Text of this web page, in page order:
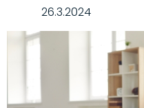
26.3.2024